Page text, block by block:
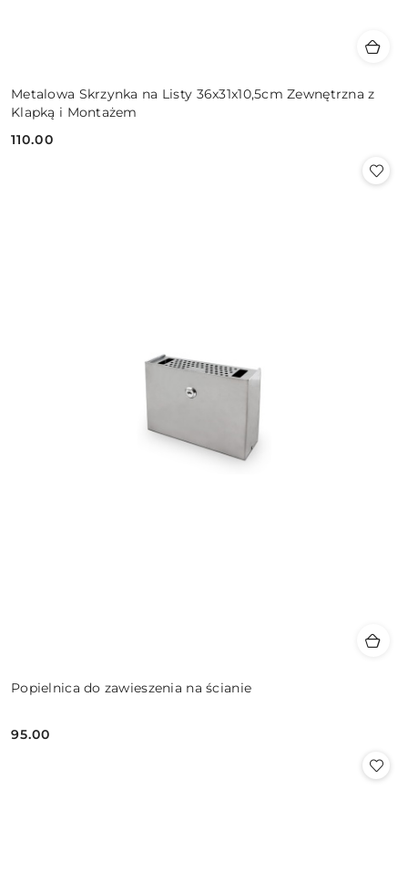
Metalowa Skrzynka na Listy 36x31x10,5cm Zewnętrzna z
Klapką i Montażem
Cena:
110.00
Popielnica do zawieszenia na ścianie
Cena:
95.00